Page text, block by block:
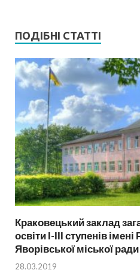
ПОДІБНІ СТАТТІ
Краковецький заклад
освіти І-ІІІ ступенів
Яворівської міської
28.03.2019